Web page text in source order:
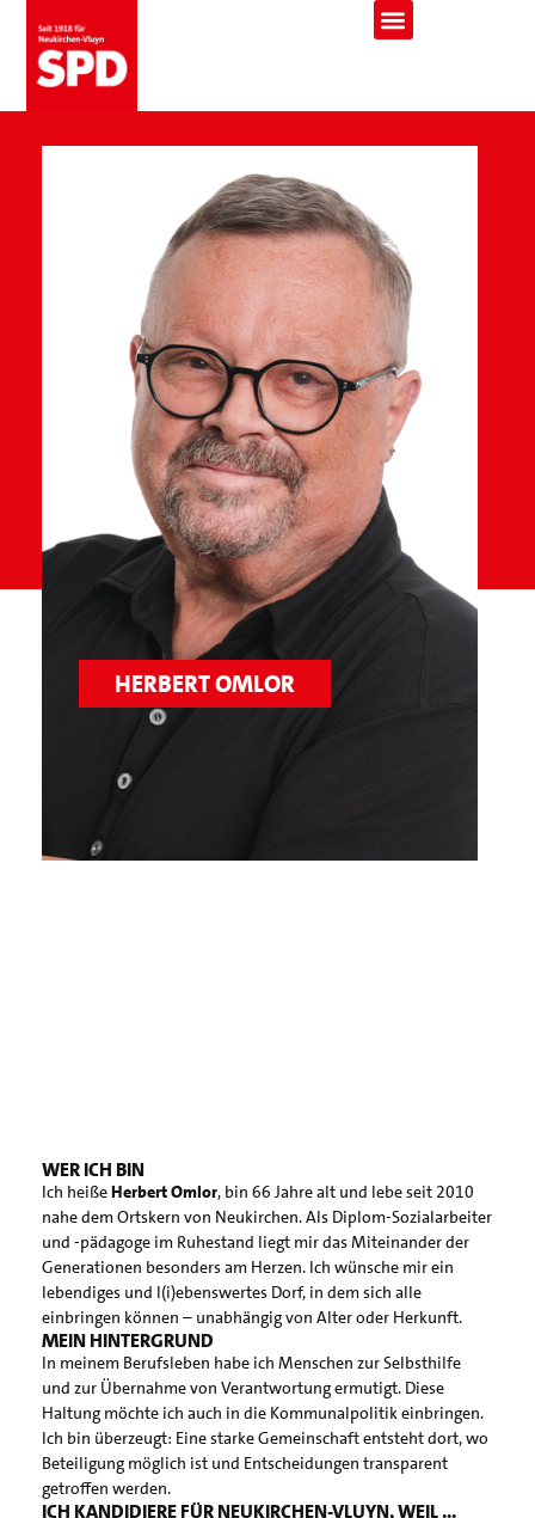
HERBERT OMLOR
WER ICH BIN
Ich heißeHerbert Omlor, bin 66 Jahre alt und lebe seit 2010
nahe dem Ortskern von Neukirchen. Als Diplom-Sozialarbeiter
und -pädagoge im Ruhestand liegt mir das Miteinander der
Generationen besonders am Herzen. Ich wünsche mir ein
lebendiges und l(i)ebenswertes Dorf, in dem sich alle
einbringen können – unabhängig von Alter oder Herkunft.
MEIN HINTERGRUND
In meinem Berufsleben habe ich Menschen zur Selbsthilfe
und zur Übernahme von Verantwortung ermutigt. Diese
Haltung möchte ich auch in die Kommunalpolitik einbringen.
Ich bin überzeugt: Eine starke Gemeinschaft entsteht dort, wo
Beteiligung möglich ist und Entscheidungen transparent
getroffen werden.
ICH KANDIDIERE FÜR NEUKIRCHEN-VLUYN, WEIL ...